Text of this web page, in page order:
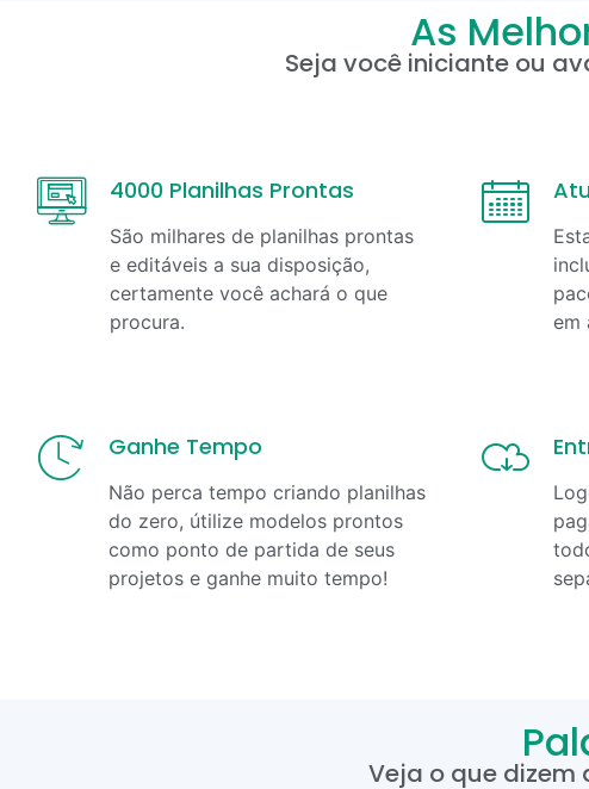
As
Seja você iniciante ou
4000 Planilhas Prontas
São milhares de planilhas prontas
e editáveis a sua disposição,
certamente você achará o que
procura.
em
Ganhe Tempo
Não perca tempo criando planilhas
do zero, útilize modelos prontos
como ponto de partida de seus
projetos e ganhe muito tempo!
Veja o que dizem